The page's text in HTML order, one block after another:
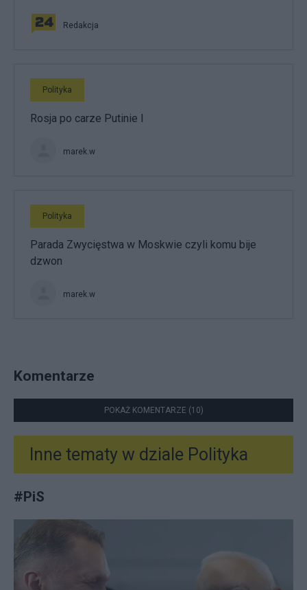
Redakcja
Polityka
Rosja po carze Putinie I
marek.w
Polityka
Parada Zwycięstwa w Moskwie czyli komu bije
dzwon
marek.w
Komentarze
POKAŻ KOMENTARZE (10)
Inne tematy w dziale Polityka
#PiS